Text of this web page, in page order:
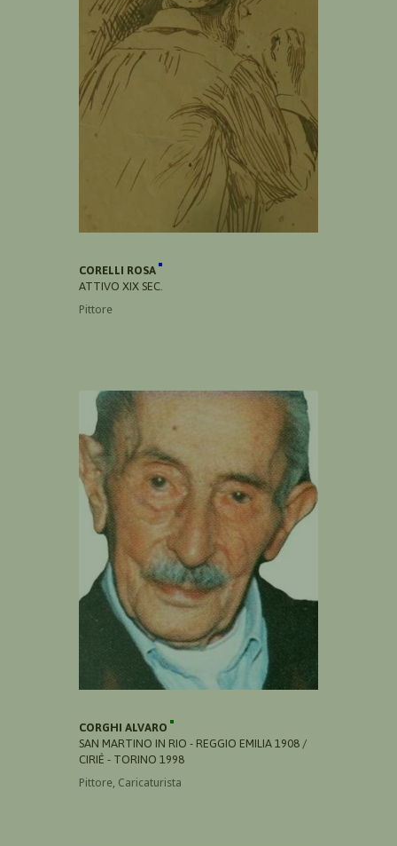
CORELLI ROSA
ATTIVO XIX SEC.
Pittore
CORGHI ALVARO
SAN MARTINO IN RIO - REGGIO EMILIA 1908 /
CIRIÈ - TORINO 1998
Pittore, Caricaturista